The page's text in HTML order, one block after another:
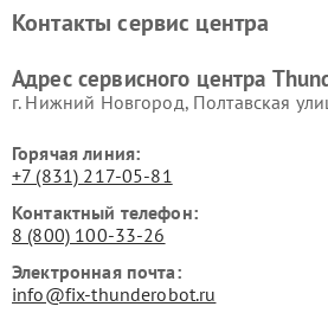
Контакты сервис центра
Адрес сервисного центра
г. Нижний Новгород, Полтавская
Горячая линия:
+7 (831) 217-05-81
Контактный телефон:
8 (800) 100-33-26
Электронная почта:
info@fix-thunderobot.ru